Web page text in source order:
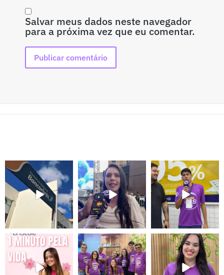
Salvar meus dados neste navegador
para a próxima vez que eu comentar.